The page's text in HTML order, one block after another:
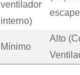
ventilador
interno)
Mínimo
Alto